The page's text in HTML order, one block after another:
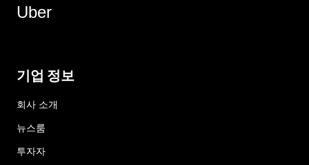
Uber
기업 정보
회사 소개
뉴스룸
투자자